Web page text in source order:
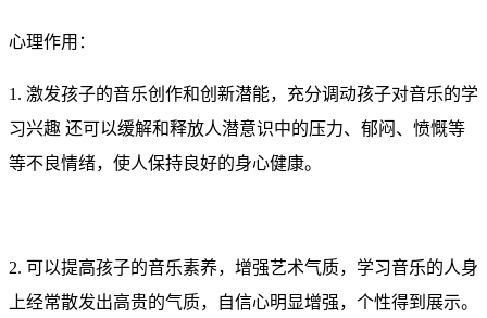
心理作用：
1. 激发孩子的音乐创作和创新潜能，充分调动孩子对音乐的学
习兴趣 还可以缓解和释放人潜意识中的压力、郁闷、愤慨等
等不良情绪，使人保持良好的身心健康。
2. 可以提高孩子的音乐素养，增强艺术气质，学习音乐的人身
上经常散发出高贵的气质，自信心明显增强，个性得到展示。